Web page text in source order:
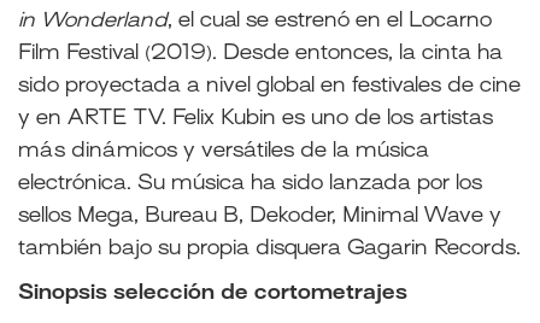
in Wonderland, el cual se estrenó en el Locarno
Film Festival (2019). Desde entonces, la cinta ha
sido proyectada a nivel global en festivales de cine
y en ARTE TV. Felix Kubin es uno de los artistas
más dinámicos y versátiles de la música
electrónica. Su música ha sido lanzada por los
sellos Mega, Bureau B, Dekoder, Minimal Wave y
también bajo su propia disquera Gagarin Records.
Sinopsis selección de cortometrajes